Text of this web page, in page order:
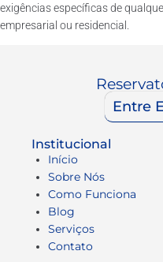
exigências específicas de
empresarial ou residencial.
Entre
Institucional
Início
Sobre Nós
Como Funciona
Blog
Serviços
Contato